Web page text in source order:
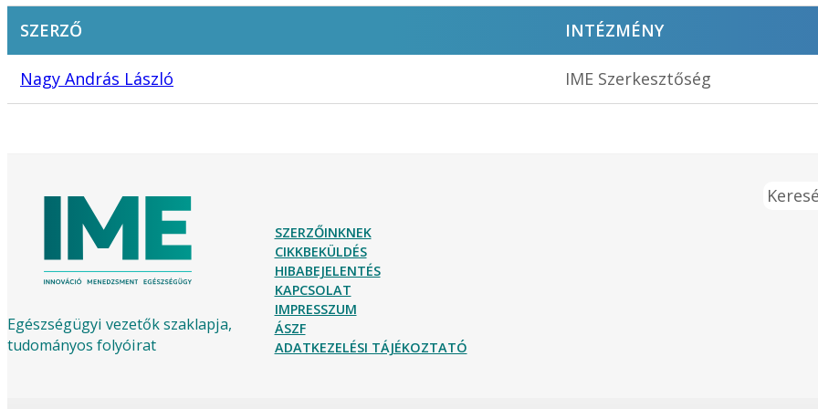
SZERZŐ INTÉZMÉNY
Nagy András László IME Szerkesztőség
Egészségügyi vezetők szaklapja,
tudományos folyóirat
Keresés
SZERZŐINKNEK
CIKKBEKÜLDÉS
HIBABEJELENTÉS
KAPCSOLAT
IMPRESSZUM
ÁSZF
ADATKEZELÉSI TÁJÉKOZTATÓ